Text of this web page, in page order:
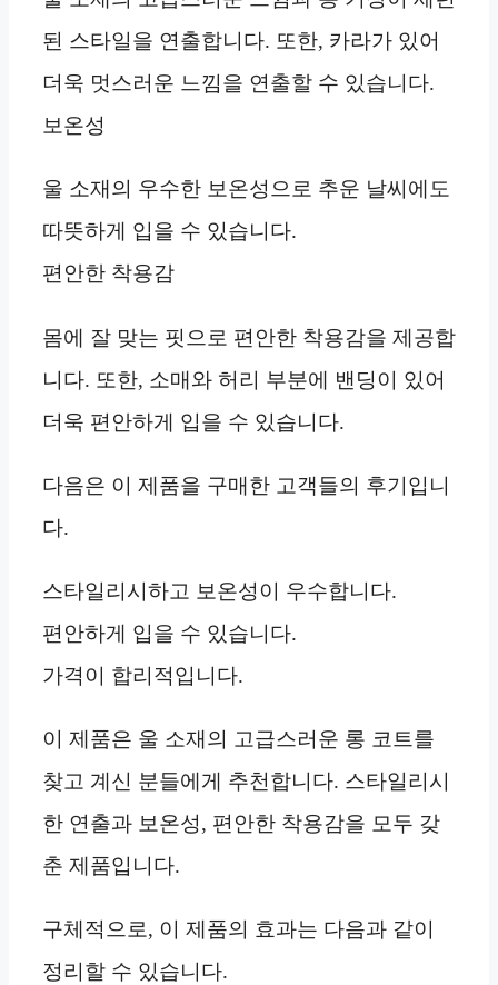
된 스타일을 연출합니다. 또한, 카라가 있어
더욱 멋스러운 느낌을 연출할 수 있습니다.
보온성
울 소재의 우수한 보온성으로 추운 날씨에도
따뜻하게 입을 수 있습니다.
편안한 착용감
몸에 잘 맞는 핏으로 편안한 착용감을 제공합
니다. 또한, 소매와 허리 부분에 밴딩이 있어
더욱 편안하게 입을 수 있습니다.
다음은 이 제품을 구매한 고객들의 후기입니
다.
스타일리시하고 보온성이 우수합니다.
편안하게 입을 수 있습니다.
가격이 합리적입니다.
이 제품은 울 소재의 고급스러운 롱 코트를
찾고 계신 분들에게 추천합니다. 스타일리시
한 연출과 보온성, 편안한 착용감을 모두 갖
춘 제품입니다.
구체적으로, 이 제품의 효과는 다음과 같이
정리할 수 있습니다.